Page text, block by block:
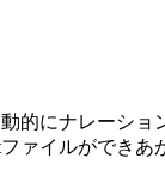
的にナレーシ
ァイルができあ